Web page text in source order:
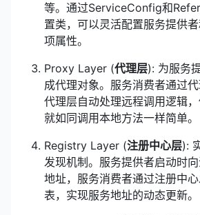
等。通过ServiceConfig和
置类，可以灵活配置服务提供
项属性。
Proxy Layer (代理层): 为服务
成代理对象。服务消费者通过代
代理层自动处理远程调用逻辑
就如同调用本地方法一样简单。
Registry Layer (注册中心层):
发现机制。服务提供者启动时
地址，服务消费者通过注册中
表，实现服务地址的动态更新。